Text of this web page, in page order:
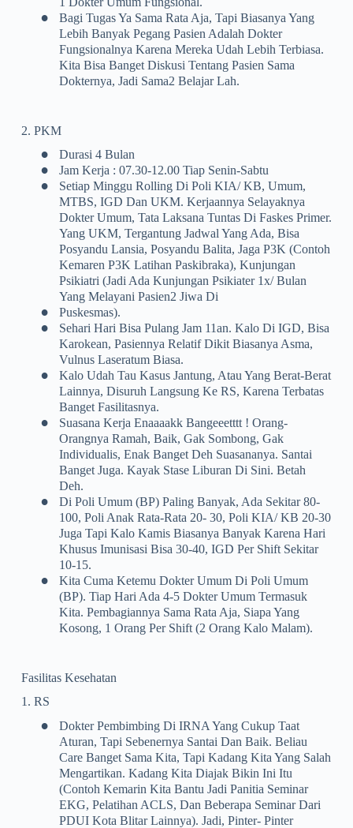
•
Bagi Tugas Ya Sama Rata Aja, Tapi Biasanya Yang
Lebih Banyak Pegang Pasien Adalah Dokter
Fungsionalnya Karena Mereka Udah Lebih Terbiasa.
Kita Bisa Banget Diskusi Tentang Pasien Sama
Dokternya, Jadi Sama2 Belajar Lah.
2. PKM
• Durasi 4 Bulan
• Jam Kerja : 07.30-12.00 Tiap Senin-Sabtu
•
Setiap Minggu Rolling Di Poli KIA/ KB, Umum,
MTBS, IGD Dan UKM. Kerjaannya Selayaknya
Dokter Umum, Tata Laksana Tuntas Di Faskes Primer.
Yang UKM, Tergantung Jadwal Yang Ada, Bisa
Posyandu Lansia, Posyandu Balita, Jaga P3K (contoh
Kemaren P3K Latihan Paskibraka), Kunjungan
Psikiatri (jadi Ada Kunjungan Psikiater 1x/ Bulan
Yang Melayani Pasien2 Jiwa Di
• Puskesmas).
•
Sehari Hari Bisa Pulang Jam 11an. Kalo Di IGD, Bisa
Karokean, Pasiennya Relatif Dikit Biasanya Asma,
Vulnus Laseratum Biasa.
•
Kalo Udah Tau Kasus Jantung, Atau Yang Berat-Berat
Lainnya, Disuruh Langsung Ke RS, Karena Terbatas
Banget Fasilitasnya.
•
Suasana Kerja Enaaaakk Bangeeetttt ! Orang-
Orangnya Ramah, Baik, Gak Sombong, Gak
Individualis, Enak Banget Deh Suasananya. Santai
Banget Juga. Kayak Stase Liburan Di Sini. Betah
Deh.
•
Di Poli Umum (BP) Paling Banyak, Ada Sekitar 80-
100, Poli Anak Rata-Rata 20- 30, Poli KIA/ KB 20-30
Juga Tapi Kalo Kamis Biasanya Banyak Karena Hari
Khusus Imunisasi Bisa 30-40, IGD Per Shift Sekitar
10-15.
•
Kita Cuma Ketemu Dokter Umum Di Poli Umum
(BP). Tiap Hari Ada 4-5 Dokter Umum Termasuk
Kita. Pembagiannya Sama Rata Aja, Siapa Yang
Kosong, 1 Orang Per Shift (2 Orang Kalo Malam).
Fasilitas Kesehatan
1. RS
•
Dokter Pembimbing Di IRNA Yang Cukup Taat
Aturan, Tapi Sebenernya Santai Dan Baik. Beliau
Care Banget Sama Kita, Tapi Kadang Kita Yang Salah
Mengartikan. Kadang Kita Diajak Bikin Ini Itu
(contoh Kemarin Kita Bantu Jadi Panitia Seminar
EKG, Pelatihan ACLS, Dan Beberapa Seminar Dari
PDUI Kota Blitar Lainnya). Jadi, Pinter- Pinter